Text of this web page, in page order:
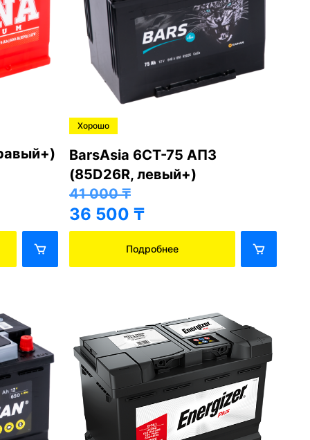
Хорошо
BarsAsia 6СТ-75 АПЗ
(85D26R, левый+)
41 000₸
36 500 ₸
Подробнее